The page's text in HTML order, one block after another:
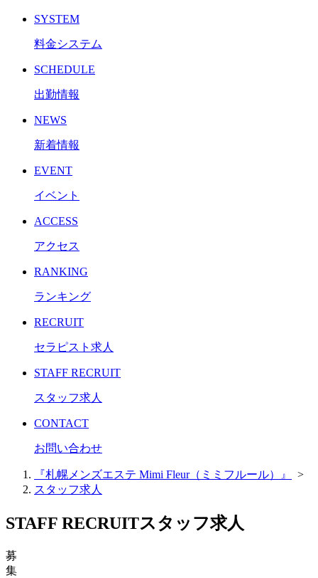
SYSTEM
料金システム
SCHEDULE
出勤情報
NEWS
新着情報
EVENT
イベント
ACCESS
アクセス
RANKING
ランキング
RECRUIT
セラピスト求人
STAFF RECRUIT
スタッフ求人
CONTACT
お問い合わせ
『札幌メンズエステ Mimi Fleur（ミミフルール）』
>
スタッフ求人
STAFF RECRUITスタッフ求人
募
集